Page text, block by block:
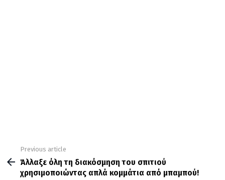
more
Previous article
Άλλαξε όλη τη διακόσμηση του σπιτιού
χρησιμοποιώντας απλά κομμάτια από μπαμπού!